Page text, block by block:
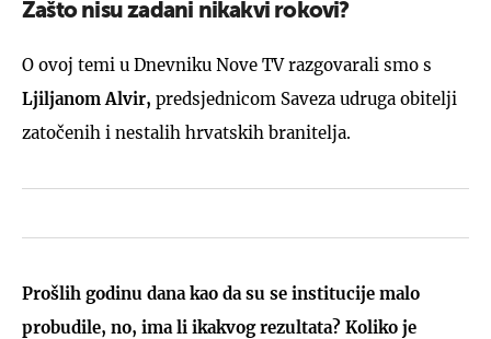
Zašto nisu zadani nikakvi rokovi?
O ovoj temi u Dnevniku Nove TV razgovarali smo s
Ljiljanom Alvir, predsjednicom Saveza udruga obitelji
zatočenih i nestalih hrvatskih branitelja.
Prošlih godinu dana kao da su se institucije malo
probudile, no, ima li ikakvog rezultata? Koliko je